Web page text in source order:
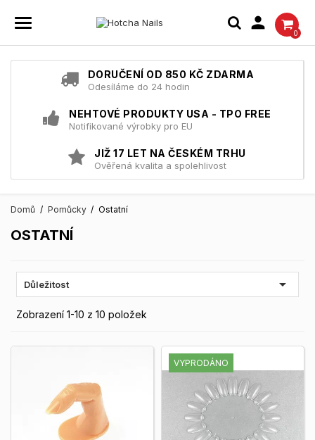

0
DORUČENÍ OD 850 KČ ZDARMA
Odesíláme do 24 hodin
NEHTOVÉ PRODUKTY USA - TPO FREE
Notifikované výrobky pro EU
JIŽ 17 LET NA ČESKÉM TRHU
Ověřená kvalita a spolehlivost
Domů Pomůcky Ostatní
OSTATNÍ
Důležitost 
Zobrazení 1-10 z 10 položek
VYPRODÁNO